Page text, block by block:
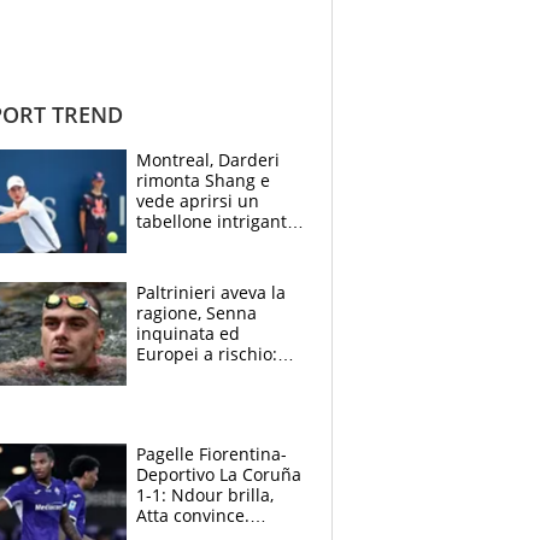
TREND
Montreal, Darderi
rimonta Shang e
vede aprirsi un
tabellone intrigante:
felice del mio livello"
Paltrinieri aveva la
ragione, Senna
inquinata ed
Europei a rischio:
Pagelle Fiorentina-
Deportivo La Coruña
1-1: Ndour brilla,
Atta convince.